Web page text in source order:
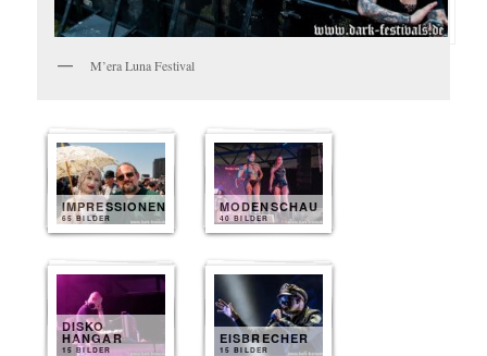
M’era Luna Festival
IMPRESSIONEN
65 BILDER
MODENSCHAU
40 BILDER
DISKO
HANGAR
15 BILDER
EISBRECHER
15 BILDER